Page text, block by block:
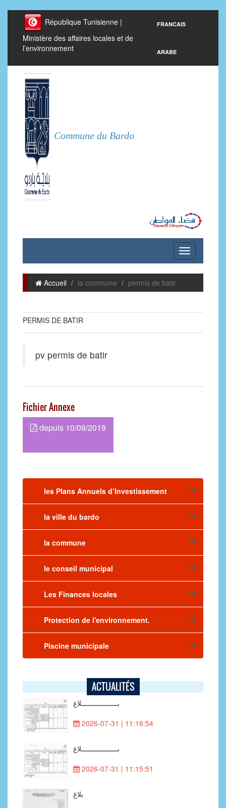
République Tunisienne |
Ministère des affaires locales et de
l’environnement
FRANCAIS
ARABE
Commune du Bardo
Accueil la commune permis de batir
PERMIS DE BATIR
pv permis de batir
Fichier Annexe
depuis 10/09/2019
les Plans Annuels d’Investissement
la ville du bardo
la commune
le conseil municipal
Les Finances locales
Protection de l'environnement.
Piscine municipale
ACTUALITÉS
بــــــــــــــــــلاغ
2026-07-31 | 11:16:54
بــــــــــــــــــلاغ
2026-07-31 | 11:15:51
بلاغ